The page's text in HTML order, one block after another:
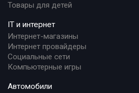
Товары для детей
IT и интернет
Интернет-магазины
Интернет провайдеры
Социальные сети
Компьютерные игры
Автомобили